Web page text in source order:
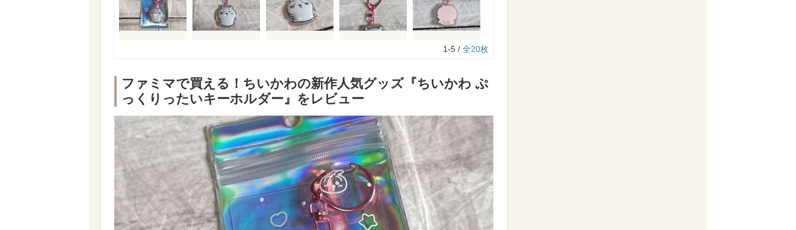
1-5 / 全20枚
ファミマで買える！ちいかわの新作人気グッズ『ちいかわ ぷ
っくりったいキーホルダー』をレビュー